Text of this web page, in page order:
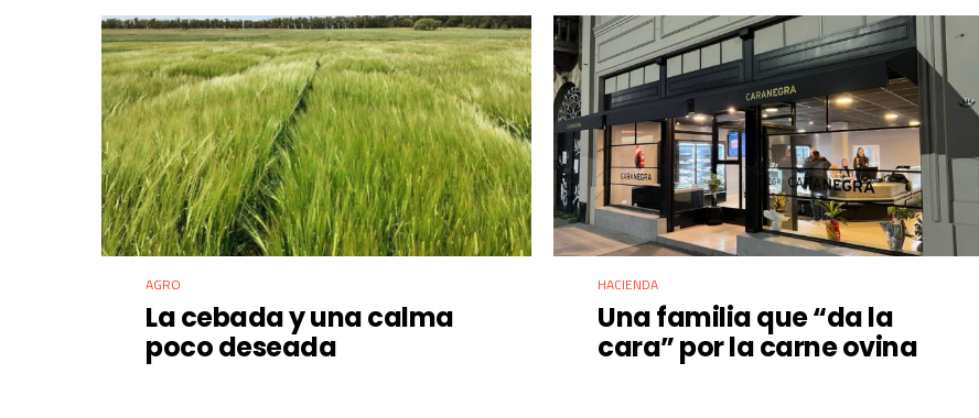
AGRO
La cebada y una calma
poco deseada
HACIENDA
Una familia que “da la
cara” por la carne ovina